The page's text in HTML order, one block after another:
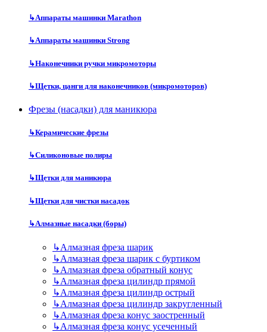
↳Аппараты машинки Marathon
↳Аппараты машинки Strong
↳Наконечники ручки микромоторы
↳Щетки, цанги для наконечников (микромоторов)
Фрезы (насадки) для маникюра
↳Керамические фрезы
↳Силиконовые полиры
↳Щетки для маникюра
↳Щетки для чистки насадок
↳Алмазные насадки (боры)
↳Алмазная фреза шарик
↳Алмазная фреза шарик с буртиком
↳Алмазная фреза обратный конус
↳Алмазная фреза цилиндр прямой
↳Алмазная фреза цилиндр острый
↳Алмазная фреза цилиндр закругленный
↳Алмазная фреза конус заостренный
↳Алмазная фреза конус усеченный